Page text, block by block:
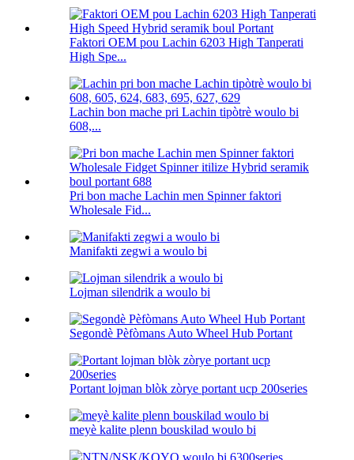
Faktori OEM pou Lachin 6203 High Tanperati
High Spe...
Lachin bon mache pri Lachin tipòtrè woulo bi
608,...
Pri bon mache Lachin men Spinner faktori
Wholesale Fid...
Manifakti zegwi a woulo bi
Lojman silendrik a woulo bi
Segondè Pèfòmans Auto Wheel Hub Portant
Portant lojman blòk zòrye portant ucp 200series
meyè kalite plenn bouskilad woulo bi